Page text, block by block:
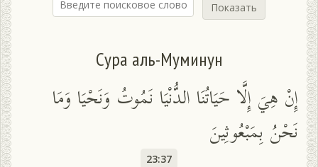
Показать
Сура аль-Муминун
إِنْ هِيَ إِلَّا حَيَاتُنَا الدُّنْيَا نَمُوتُ وَنَحْيَا وَمَا
نَحْنُ بِمَبْعُوثِينَ
23:37